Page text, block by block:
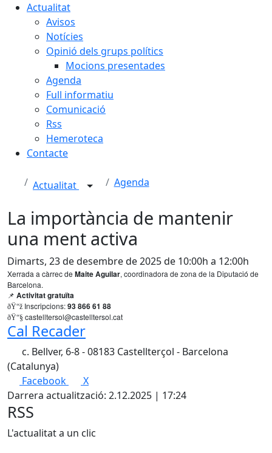
Actualitat
Avisos
Notícies
Opinió dels grups polítics
Mocions presentades
Agenda
Full informatiu
Comunicació
Rss
Hemeroteca
Contacte
Actualitat Agenda
La importància de mantenir
una ment activa
Dimarts, 23 de desembre de 2025 de 10:00h a 12:00h
Xerrada a càrrec de Maite Aguilar, coordinadora de zona de la Diputació de
Barcelona.
📌 Activitat gratuïta
ðŸ“ž Inscripcions:93 866 61 88
ðŸ“§ castelltersol@castelltersol.cat
Cal Recader
c. Bellver, 6-8 - 08183 Castellterçol - Barcelona
(Catalunya)
Facebook
X
Darrera actualització: 2.12.2025 | 17:24
RSS
L'actualitat a un clic